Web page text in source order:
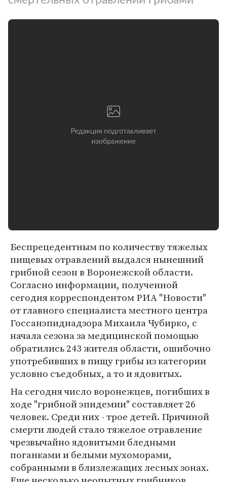
Беспрецедентным по количеству тяжелых
пищевых отравлений выдался нынешний
грибной сезон в Воронежской области.
Согласно информации, полученной
сегодня корреспондентом РИА "Новости"
от главного специалиста местного центра
Госсанэпиднадзора Михаила Чубирко, с
начала сезона за медицинской помощью
обратились 243 жителя области, ошибочно
употребивших в пищу грибы из категории
условно съедобных, а то и ядовитых.
На сегодня число воронежцев, погибших в
ходе "грибной эпидемии" составляет 26
человек. Среди них - трое детей. Причиной
смерти людей стало тяжелое отравление
чрезвычайно ядовитыми бледными
поганками и белыми мухоморами,
собранными в близлежащих лесных зонах.